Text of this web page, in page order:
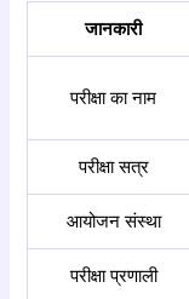
जानकारी
परीक्षा का नाम
परीक्षा सत्र
आयोजन संस्था
परीक्षा प्रणाली